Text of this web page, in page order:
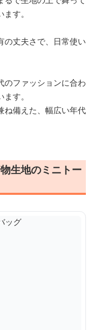
す。
の丈夫さで、日常使い
のファッションに合わ
す。
ね備えた、幅広い年代
生地のミニトー